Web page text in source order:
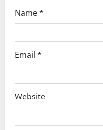
Name*
Email *
Website